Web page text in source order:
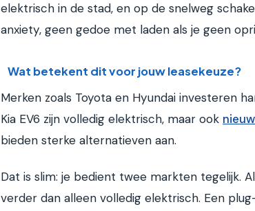
elektrisch in de stad, en op de snelweg
anxiety, geen gedoe met laden als je geen
Wat betekent dit voor jouw leasekeuze?
Merken zoals Toyota en Hyundai investeren
Kia EV6 zijn volledig elektrisch, maar ook
bieden sterke alternatieven aan.
Dat is slim: je bedient twee markten tegelijk.
verder dan alleen volledig elektrisch. Een